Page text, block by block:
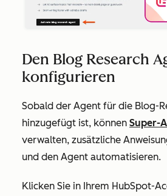
Den Blog Research
konfigurieren
Sobald der Agent für die Blog-
hinzugefügt ist, können Super-
verwalten, zusätzliche
und den Agent automatisieren.
Klicken Sie in Ihrem HubSpot-